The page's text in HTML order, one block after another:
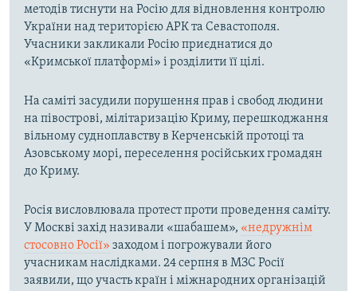
методів тиснути на Росію для відновлення контролю
України над територією АРК та Севастополя.
Учасники закликали Росію приєднатися до
«Кримської платформі» і розділити її цілі.
На саміті засудили порушення прав і свобод людини
на півострові, мілітаризацію Криму, перешкоджання
вільному судноплавству в Керченській протоці та
Азовському морі, переселення російських громадян
до Криму.
Росія висловлювала протест проти проведення саміту.
У Москві захід називали «шабашем», «недружнім
стосовно Росії» заходом і погрожували його
учасникам наслідками. 24 серпня в МЗС Росії
заявили, що участь країн і міжнародних організацій